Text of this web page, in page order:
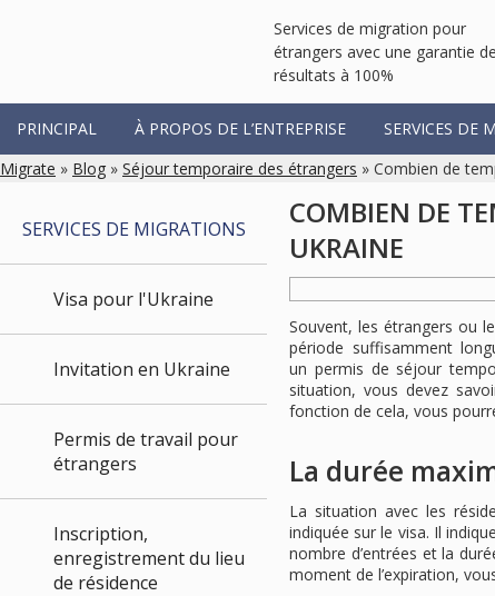
Services de migration pour
étrangers avec une garantie de
résultats à 100%
PRINCIPAL À PROPOS DE L’ENTREPRISE SERVICES DE
Migrate » Blog » Séjour temporaire des étrangers » Combien de
COMBIEN DE
UKRAINE
Souvent, les étrangers ou
période suffisamment
un permis de séjour
situation, vous devez
fonction de cela, vous
La durée
La situation avec les
indiquée sur le visa. Il
nombre d’entrées et la
moment de l’expiration,
SERVICES DE MIGRATIONS
Visa pour l'Ukraine
Invitation en Ukraine
Permis de travail pour
étrangers
Inscription,
enregistrement du lieu
de résidence